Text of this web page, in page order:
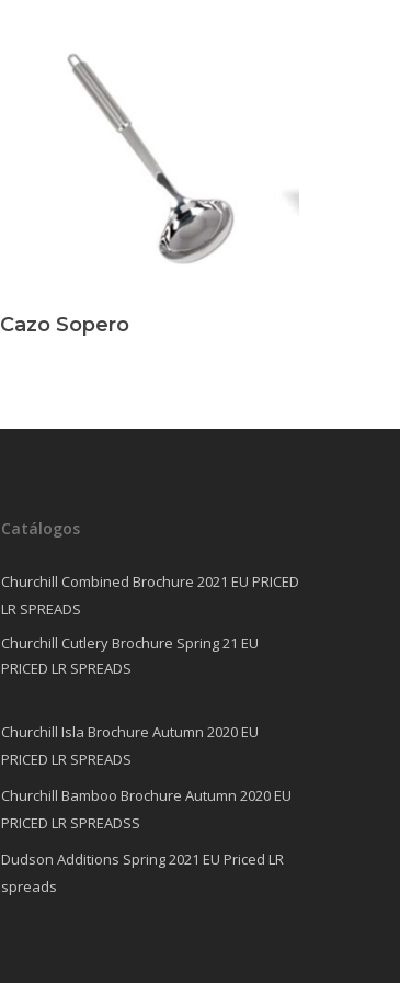
Leer Más
Cazo Sopero
Catálogos
Churchill Combined Brochure 2021 EU PRICED
LR SPREADS
Churchill Cutlery Brochure Spring 21 EU
PRICED LR SPREADS
Churchill Isla Brochure Autumn 2020 EU
PRICED LR SPREADS
Churchill Bamboo Brochure Autumn 2020 EU
PRICED LR SPREADSS
Dudson Additions Spring 2021 EU Priced LR
spreads